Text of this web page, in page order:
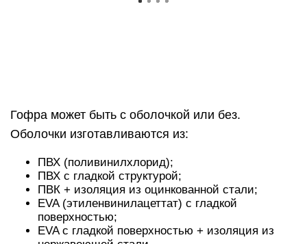
предотвращающего контакт проводов с
повреждения кабеля, защищающего от
попадание воды и воздействия ультрафиолета.
Помимо предохранения проводов, гофра, с
точки зрения пожарной безопасности, защищает